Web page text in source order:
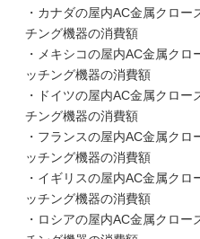
・カナダの屋内AC金属クロ
チング機器の消費額
・メキシコの屋内AC金属ク
ッチング機器の消費額
・ドイツの屋内AC金属クロ
チング機器の消費額
・フランスの屋内AC金属ク
ッチング機器の消費額
・イギリスの屋内AC金属ク
ッチング機器の消費額
・ロシアの屋内AC金属クロ